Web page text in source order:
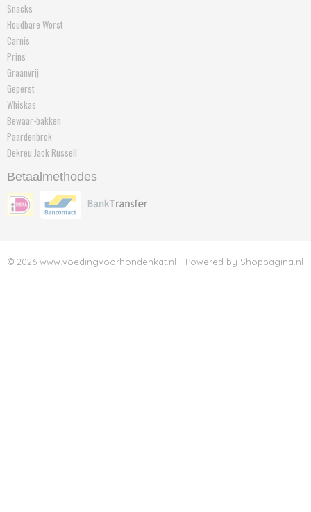
Snacks
Houdbare Worst
Carnis
Prins
Graanvrij
Geperst
Whiskas
Bewaar-bakken
Paardenbrok
Dekreu Jack Russell
Betaalmethodes
© 2026 www.voedingvoorhondenkat.nl - Powered by Shoppagina.nl